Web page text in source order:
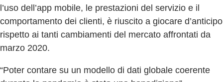
l’uso dell’app mobile, le prestazioni del servizio e il
comportamento dei clienti, è riuscito a giocare d’anticipo
rispetto ai tanti cambiamenti del mercato affrontati da
marzo 2020.
“Poter contare su un modello di dati globale coerente